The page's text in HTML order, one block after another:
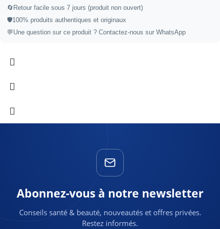
🔄 Retour facile sous 7 jours (produit non ouvert)
🛡️100% produits authentiques et originaux
💬Une question sur ce produit ? Contactez-nous sur WhatsApp
Abonnez-vous à notre newsletter
Conseils santé & beauté, nouveautés et offres privées.
Restez informés.